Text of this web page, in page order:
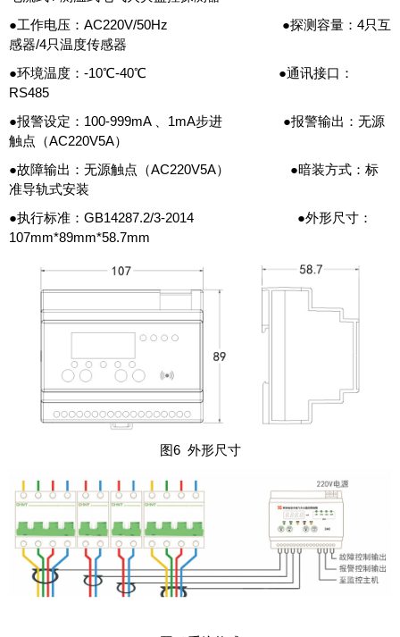
●工作电压：AC220V/50Hz ●探测容量：4只互
感器/4只温度传感器
●环境温度：-10℃-40℃ ●通讯接口：
RS485
●报警设定：100-999mA 、1mA步进 ●报警输出：无源
触点（AC220V5A）
●故障输出：无源触点（AC220V5A） ●暗装方式：标
准导轨式安装
●执行标准：GB14287.2/3-2014 ●外形尺寸：
107mm*89mm*58.7mm
图6 外形尺寸